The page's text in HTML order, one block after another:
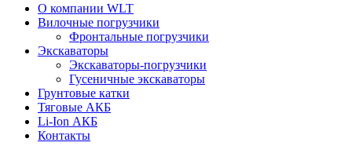
О компании WLT
Вилочные погрузчики
Фронтальные погрузчики
Экскаваторы
Экскаваторы-погрузчики
Гусеничные экскаваторы
Грунтовые катки
Тяговые АКБ
Li-Ion АКБ
Контакты